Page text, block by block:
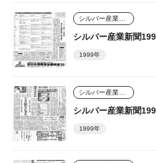
シルバー産業新聞
1999年
シルバー産業新聞
1999年